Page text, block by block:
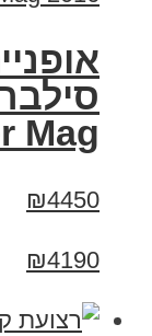
Mag
₪4450
₪4190